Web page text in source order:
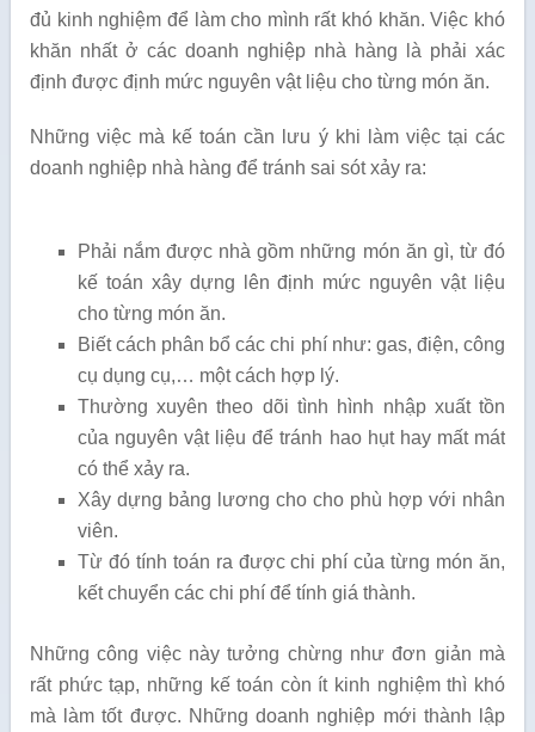
đủ kinh nghiệm để làm cho mình rất khó khăn. Việc khó
khăn nhất ở các doanh nghiệp nhà hàng là phải xác
định được định mức nguyên vật liệu cho từng món ăn.
Những việc mà kế toán cần lưu ý khi làm việc tại các
doanh nghiệp nhà hàng để tránh sai sót xảy ra:
Phải nắm được nhà gồm những món ăn gì, từ đó
kế toán xây dựng lên định mức nguyên vật liệu
cho từng món ăn.
Biết cách phân bổ các chi phí như: gas, điện, công
cụ dụng cụ,… một cách hợp lý.
Thường xuyên theo dõi tình hình nhập xuất tồn
của nguyên vật liệu để tránh hao hụt hay mất mát
có thể xảy ra.
Xây dựng bảng lương cho cho phù hợp với nhân
viên.
Từ đó tính toán ra được chi phí của từng món ăn,
kết chuyển các chi phí để tính giá thành.
Những công việc này tưởng chừng như đơn giản mà
rất phức tạp, những kế toán còn ít kinh nghiệm thì khó
mà làm tốt được. Những doanh nghiệp mới thành lập